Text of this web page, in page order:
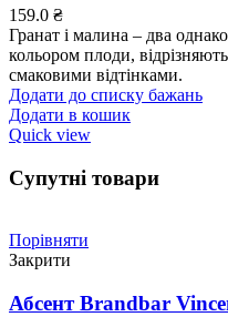
159.0 ₴
Гранат і малина – два
кольором плоди,
смаковими відтінками.
Додати до списку бажань
Додати в кошик
Quick view
Супутні товари
Порівняти
Закрити
Абсент Brandbar